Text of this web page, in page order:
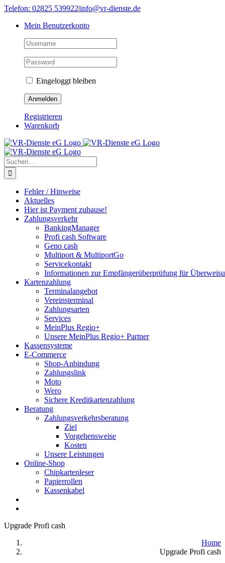
Skip
content
Telefon: 02825 539922|info@vr-dienste.de
Mein Benutzerkonto
Eingeloggt bleiben
Registrieren
Warenkorb
Suche
nach:
Fehler / Hinweise
Aktuelles
Hier ist Payment zuhause!
Zahlungsverkehr
BankingManager
Profi cash Software
Geno cash
Multiport & MultiportGo
Servicekontakt
Informationen zur Empfängerüberprüfung für
Kartenzahlung
Terminalangebot
Vereinsterminal
Zahlungsarten
Services
MeinPlus Regio+
Unsere MeinPlus Regio+ Partner
Kassensysteme
E-Commerce
Shop-Anbindung
Zahlungslink
Moto
Wero
Sichere Kreditkartenzahlung
Beratung
Zahlungsverkehrsberatung
Ziel
Vorgehensweise
Kosten
Unsere Leistungen
Online-Shop
Chipkartenleser
Papierrollen
Kassenkabel
Upgrade Profi cash
Home
Upgrade Profi cash